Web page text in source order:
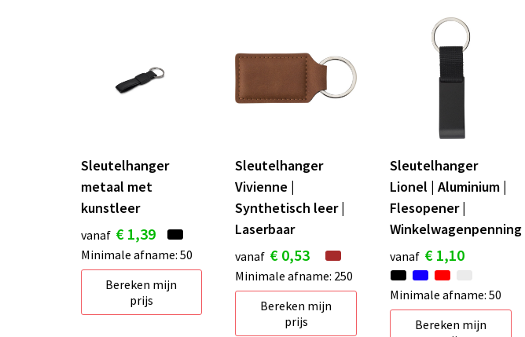
Sleutelhanger
metaal met
kunstleer
vanaf € 1,39
Minimale afname: 50
Bereken mijn
prijs
Sleutelhanger
Vivienne |
Synthetisch leer |
Laserbaar
vanaf € 0,53
Minimale afname: 250
Bereken mijn
prijs
Sleutelhanger
Lionel | Aluminium |
Flesopener |
Winkelwagenpenning
vanaf € 1,10
Minimale afname: 50
Bereken mijn